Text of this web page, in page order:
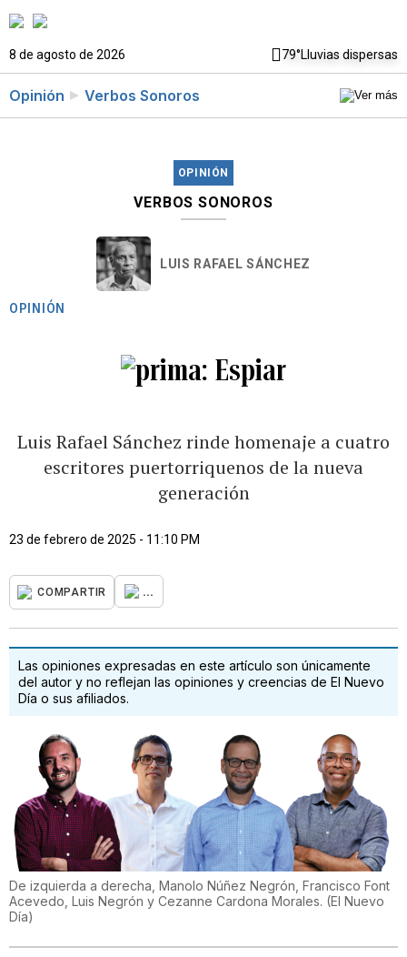
8 de agosto de 2026 79°Lluvias dispersas
Opinión Verbos Sonoros
OPINIÓN
VERBOS SONOROS
LUIS RAFAEL SÁNCHEZ
OPINIÓN
Espiar
Luis Rafael Sánchez rinde homenaje a cuatro
escritores puertorriquenos de la nueva
generación
23 de febrero de 2025 - 11:10 PM
COMPARTIR ...
Las opiniones expresadas en este artículo son únicamente
del autor y no reflejan las opiniones y creencias de El Nuevo
Día o sus afiliados.
De izquierda a derecha, Manolo Núñez Negrón, Francisco Font
Acevedo, Luis Negrón y Cezanne Cardona Morales. (El Nuevo
Día)